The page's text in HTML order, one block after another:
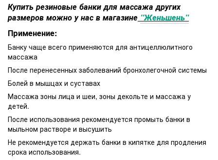
Купить резиновые банки для массажа других
размеров можно у нас в магазине "Женьшень"
Применение:
Банку чаще всего применяются для антицеллюлитного
массажа
После перенесенных заболеваний бронхолегочной системы
Болей в мышцах и суставах
Массажа зоны лица и шеи, зоны декольте и массажа у
детей.
После использования рекомендуется промыть банки в
мыльном растворе и высушить
Не рекомендуется держать банки в кипятке для продления
срока использования.